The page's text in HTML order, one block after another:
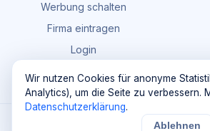
Werbung schalten
Firma eintragen
Login
Maik Möhring Media · Ermatingen
Wir nutzen Cookies für anonyme
Analytics), um die Seite zu verbessern.
Datenschutzerklärung.
Ablehnen